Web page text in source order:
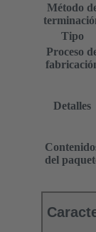
Método
Tipo
Proceso
Detalles
del